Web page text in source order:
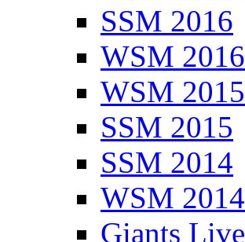
SSM 2016
WSM 2016
WSM 2015
SSM 2015
SSM 2014
WSM 2014
Giants Live